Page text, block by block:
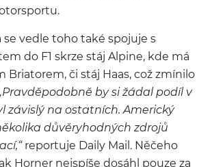
vedle toho také spojuje s
do F1 skrze stáj Alpine, kde má
Briatorem, či stáj Haas, což zmínilo
by si žádal podíl v
závislý na ostatních. Americký
důvěryhodných zdrojů
reportuje Daily Mail. Něčeho
Horner nejspíše dosáhl pouze za